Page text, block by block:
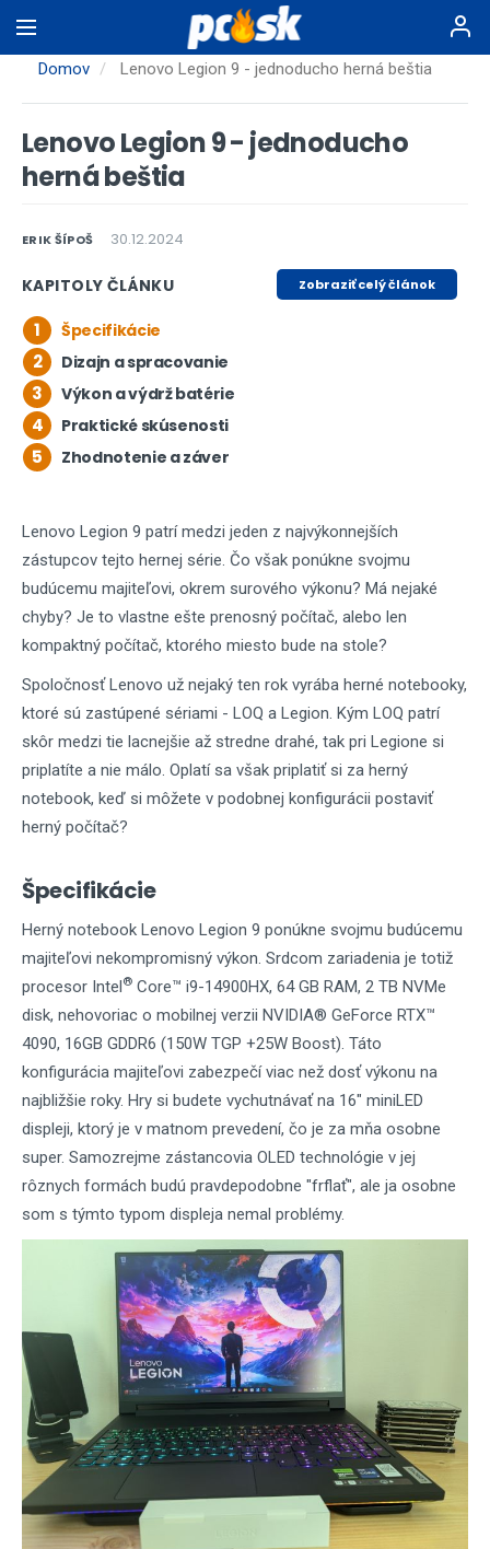
na
hlavnýDomov Lenovo Legion 9 - jednoducho herná beštia
Lenovo Legion 9 - jednoducho
herná beštia
ERIK ŠÍPOŠ 30.12.2024
KAPITOLY ČLÁNKU Zobraziť celý článok
1 Špecifikácie
2 Dizajn a spracovanie
3 Výkon a výdrž batérie
4 Praktické skúsenosti
5 Zhodnotenie a záver
Lenovo Legion 9 patrí medzi jeden z najvýkonnejších
zástupcov tejto hernej série. Čo však ponúkne svojmu
budúcemu majiteľovi, okrem surového výkonu? Má nejaké
chyby? Je to vlastne ešte prenosný počítač, alebo len
kompaktný počítač, ktorého miesto bude na stole?
Spoločnosť Lenovo už nejaký ten rok vyrába herné notebooky,
ktoré sú zastúpené sériami - LOQ a Legion. Kým LOQ patrí
skôr medzi tie lacnejšie až stredne drahé, tak pri Legione si
priplatíte a nie málo. Oplatí sa však priplatiť si za herný
notebook, keď si môžete v podobnej konfigurácii postaviť
herný počítač?
Špecifikácie
Herný notebook Lenovo Legion 9 ponúkne svojmu budúcemu
majiteľovi nekompromisný výkon. Srdcom zariadenia je totiž
procesor Intel® Core™ i9-14900HX, 64 GB RAM, 2 TB NVMe
disk, nehovoriac o mobilnej verzii NVIDIA® GeForce RTX™
4090, 16GB GDDR6 (150W TGP +25W Boost). Táto
konfigurácia majiteľovi zabezpečí viac než dosť výkonu na
najbližšie roky. Hry si budete vychutnávať na 16" miniLED
displeji, ktorý je v matnom prevedení, čo je za mňa osobne
super. Samozrejme zástancovia OLED technológie v jej
rôznych formách budú pravdepodobne "frflať", ale ja osobne
som s týmto typom displeja nemal problémy.